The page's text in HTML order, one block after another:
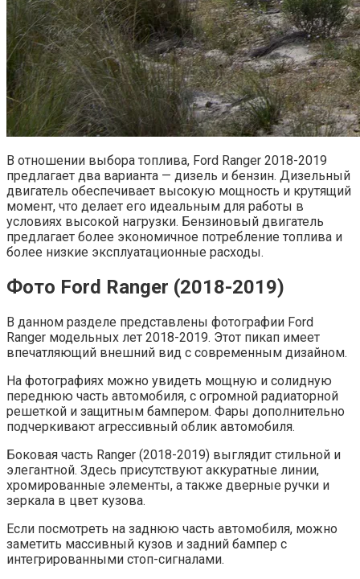
В отношении выбора топлива, Ford Ranger 2018-2019
предлагает два варианта — дизель и бензин. Дизельный
двигатель обеспечивает высокую мощность и крутящий
момент, что делает его идеальным для работы в
условиях высокой нагрузки. Бензиновый двигатель
предлагает более экономичное потребление топлива и
более низкие эксплуатационные расходы.
Фото Ford Ranger (2018-2019)
В данном разделе представлены фотографии Ford
Ranger модельных лет 2018-2019. Этот пикап имеет
впечатляющий внешний вид с современным дизайном.
На фотографиях можно увидеть мощную и солидную
переднюю часть автомобиля, с огромной радиаторной
решеткой и защитным бампером. Фары дополнительно
подчеркивают агрессивный облик автомобиля.
Боковая часть Ranger (2018-2019) выглядит стильной и
элегантной. Здесь присутствуют аккуратные линии,
хромированные элементы, а также дверные ручки и
зеркала в цвет кузова.
Если посмотреть на заднюю часть автомобиля, можно
заметить массивный кузов и задний бампер с
интегрированными стоп-сигналами.